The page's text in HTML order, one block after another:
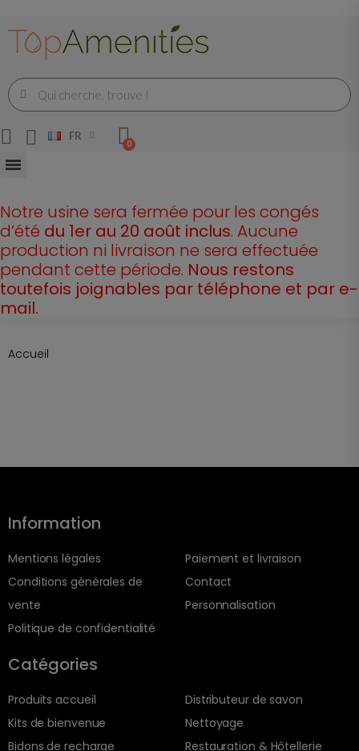
FR
Notre usine sera fermée pour les congés
d’été du 1er au 20 août inclus. Aucune
production ni livraison ne sera effectuée
pendant cette période. Nous restons
toutefois joignables par téléphone et par e-
mail.
Accueil
Information
Mentions légales
Conditions générales de
vente
Politique de confidentialité
Paiement et livraison
Contact
Personnalisation
Catégories
Produits accueil
Kits de bienvenue
Bidons de recharge
Distributeur de savon
Nettoyage
Restauration & Hôtellerie